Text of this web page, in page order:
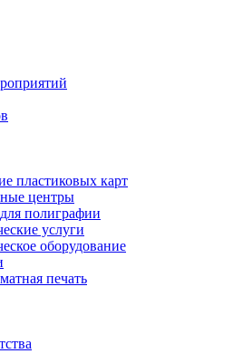
пластиковых карт
центры
полиграфии
услуги
оборудование
печать